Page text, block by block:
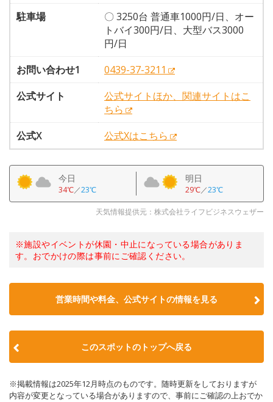
駐車場
〇 3250台 普通車1000円/日、オー
トバイ300円/日、大型バス3000
円/日
お問い合わせ1
0439-37-3211
公式サイト
公式サイトほか、関連サイトはこ
ちら
公式X
公式Xはこちら
今日
34℃／23℃
明日
29℃／23℃
天気情報提供元：株式会社ライフビジネスウェザー
※施設やイベントが休園・中止になっている場合がありま
す。おでかけの際は事前にご確認ください。
営業時間や料金、公式サイトの情報を見る
このスポットのトップへ戻る
※掲載情報は2025年12月時点のものです。随時更新をしておりますが
内容が変更となっている場合がありますので、事前にご確認の上おでか